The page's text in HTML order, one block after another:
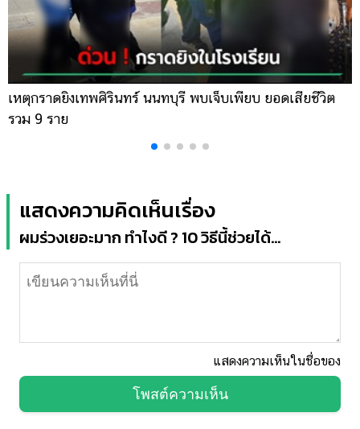
เหตุกราดยิงเทพศิรินทร์ นนทบุรี พบเจ็บเพียบ ยอดเสียชีวิต
รวม 9 ราย
แสดงความคิดเห็นเรื่อง
ผมร่วงเยอะมาก ทำไงดี ? 10 วิธีนี้ช่วยได้...
แสดงความเห็นในชื่อของ
โพสต์ความเห็น